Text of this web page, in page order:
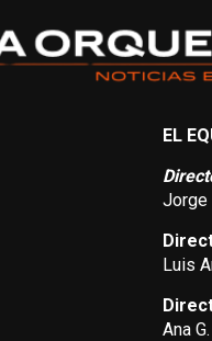
EL
Jorge
Luis
Ana